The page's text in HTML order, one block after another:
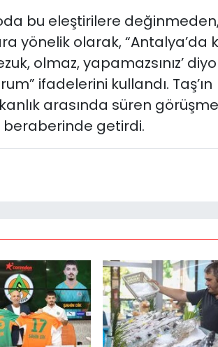
bu eleştirilere
yönelik olarak, “Antalya’da
olmaz, yapamazsınız’
ifadelerini kullandı. Taş’ın
arasında süren
beraberinde getirdi.